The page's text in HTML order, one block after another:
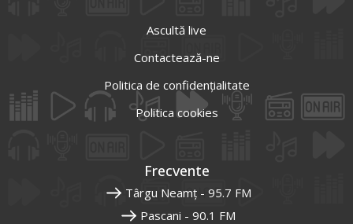
Ascultă live
Contactează-ne
Politica de confidențialitate
Politica cookies
Frecvente
Târgu Neamț - 95.7 FM
Pascani - 90.1 FM